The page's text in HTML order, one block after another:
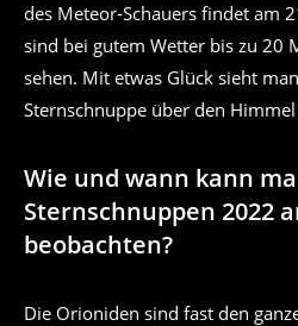
des Meteor-Schauers findet am
sind bei gutem Wetter bis zu 20
sehen. Mit etwas Glück sieht
Sternschnuppe über den
Wie und wann kann
Sternschnuppen 2022
beobachten?
Die Orioniden sind fast den